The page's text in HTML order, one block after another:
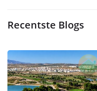
Recentste Blogs